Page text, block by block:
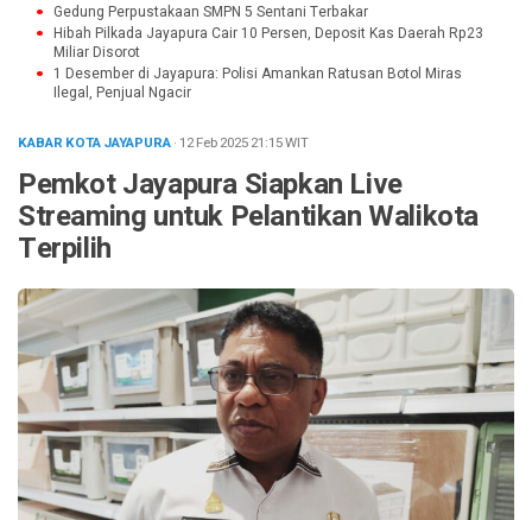
Gedung Perpustakaan SMPN 5 Sentani Terbakar
Hibah Pilkada Jayapura Cair 10 Persen, Deposit Kas Daerah Rp23
Miliar Disorot
1 Desember di Jayapura: Polisi Amankan Ratusan Botol Miras
Ilegal, Penjual Ngacir
KABAR KOTA JAYAPURA· 12 Feb 202521:15WIT
Pemkot Jayapura Siapkan Live
Streaming untuk Pelantikan Walikota
Terpilih